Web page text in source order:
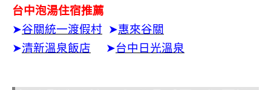
台中泡湯住宿推薦
➤谷關統一渡假村 ➤惠來谷關
➤清新溫泉飯店 ➤台中日光溫泉